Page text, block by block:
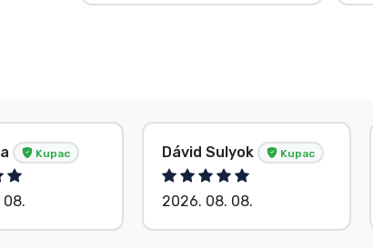
Kupac
08.
Dávid Sulyok Kupac
2026. 08. 08.